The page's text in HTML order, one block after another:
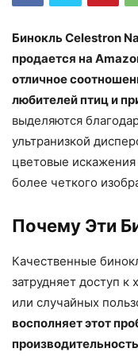
Бинокль Celestron
продается на
отличное
любителей птиц и
выделяются
ультранизкой
цветовые
более четкого
Почему Эти
Качественные
затрудняет доступ
или случайных
восполняет этот